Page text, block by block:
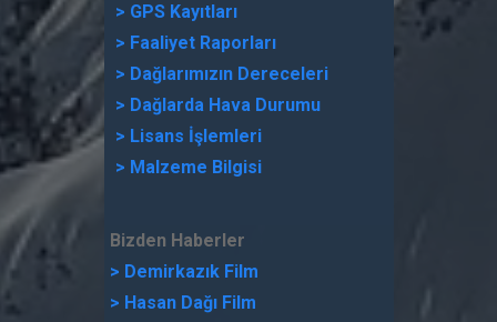
> GPS Kayıtları
> Faaliyet Raporları
> Dağlarımızın Dereceleri
> Dağlarda Hava Durumu
> Lisans İşlemleri
> Malzeme Bilgisi
Bizden Haberler
> Demirkazık Film
> Hasan Dağı Film